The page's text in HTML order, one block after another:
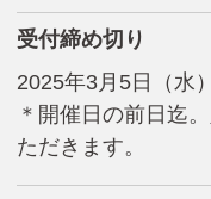
受付締め切り
2025年3月5日（水）
＊開催日の前日迄
ただきます。